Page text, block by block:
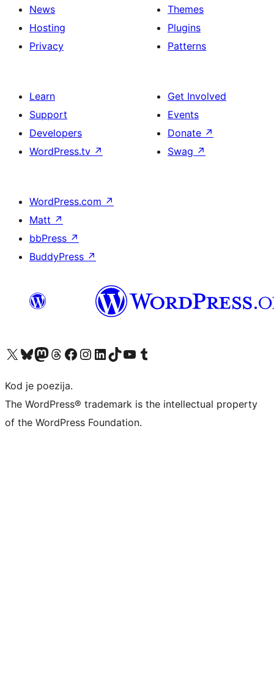
News
Hosting
Privacy
Themes
Plugins
Patterns
Learn
Support
Developers
WordPress.tv ↗
Get Involved
Events
Donate ↗
Swag ↗
WordPress.com ↗
Matt ↗
bbPress ↗
BuddyPress ↗
Visit our X (formerly Twitter) account
Visit our Bluesky account
Visit our Mastodon account
Visit our Threads account
Visit our Facebook page
Visit our Instagram account
Visit our LinkedIn account
Visit our TikTok account
Visit our YouTube channel
Visit our Tumblr account
Kod je poezija.
The WordPress® trademark is the intellectual property
of the WordPress Foundation.